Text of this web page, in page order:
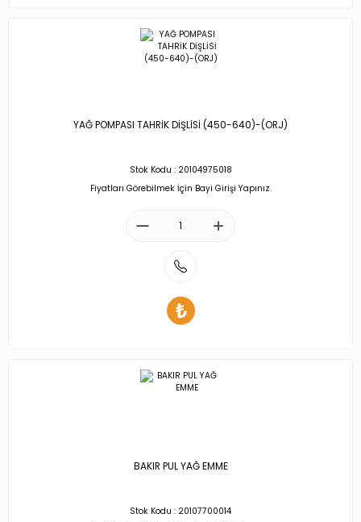
YAĞ POMPASI TAHRİK DİŞLİSİ (450-640)-(ORJ)
Stok Kodu : 20104975018
Fiyatları Görebilmek İçin Bayi Girişi Yapınız.
BAKIR PUL YAĞ EMME
Stok Kodu : 20107700014